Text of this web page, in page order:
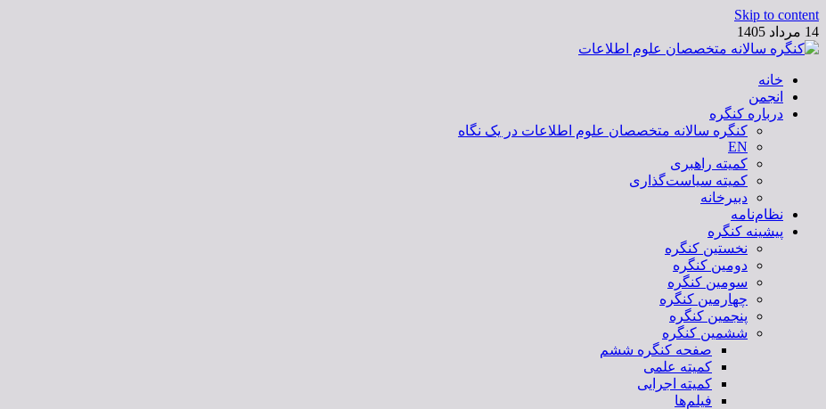
Skip to content
14 مرداد 1405
کنگره سالانه متخصصان علوم اطلاعات
خانه
انجمن
درباره کنگره
کنگره سالانه متخصصان علوم اطلاعات در یک نگاه
EN
کمیته راهبری
کمیته سیاست‌گذاری
دبیرخانه
نظام‌نامه
پیشینه کنگره
نخستین کنگره
دومین کنگره
سومین کنگره
چهارمین کنگره
پنجمین کنگره
ششمین کنگره
صفحه کنگره ششم
کمیته علمی
کمیته اجرایی
فیلم‌ها